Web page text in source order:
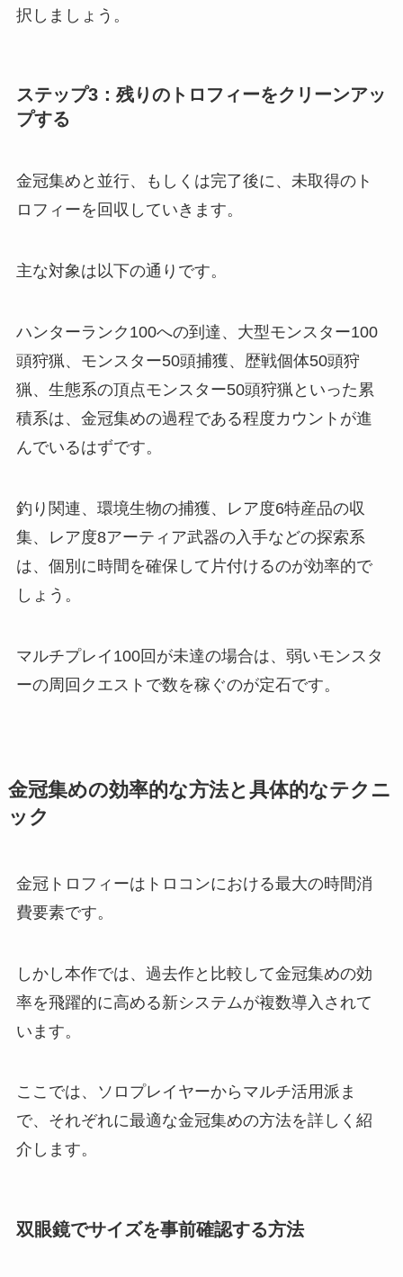
択しましょう。
ステップ3：残りのトロフィーをクリーンアッ
プする
金冠集めと並行、もしくは完了後に、未取得のト
ロフィーを回収していきます。
主な対象は以下の通りです。
ハンターランク100への到達、大型モンスター100
頭狩猟、モンスター50頭捕獲、歴戦個体50頭狩
猟、生態系の頂点モンスター50頭狩猟といった累
積系は、金冠集めの過程である程度カウントが進
んでいるはずです。
釣り関連、環境生物の捕獲、レア度6特産品の収
集、レア度8アーティア武器の入手などの探索系
は、個別に時間を確保して片付けるのが効率的で
しょう。
マルチプレイ100回が未達の場合は、弱いモンスタ
ーの周回クエストで数を稼ぐのが定石です。
金冠集めの効率的な方法と具体的なテクニ
ック
金冠トロフィーはトロコンにおける最大の時間消
費要素です。
しかし本作では、過去作と比較して金冠集めの効
率を飛躍的に高める新システムが複数導入されて
います。
ここでは、ソロプレイヤーからマルチ活用派ま
で、それぞれに最適な金冠集めの方法を詳しく紹
介します。
双眼鏡でサイズを事前確認する方法